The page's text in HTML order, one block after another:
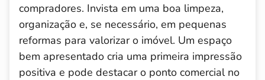
compradores. Invista em uma boa limpeza,
organização e, se necessário, em pequenas
reformas para valorizar o imóvel. Um espaço
bem apresentado cria uma primeira impressão
positiva e pode destacar o ponto comercial no